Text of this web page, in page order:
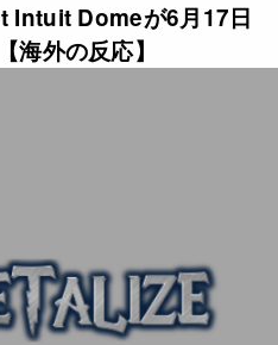
Intuit Domeが6月17日
外の反応】